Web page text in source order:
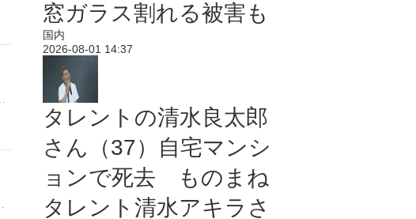
窓ガラス割れる被害も
国内
2026-08-01 14:37
タレントの清水良太郎
さん（37）自宅マンシ
ョンで死去 ものまね
タレント清水アキラさ